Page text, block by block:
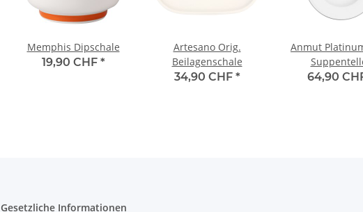
Memphis Dipschale
19,90 CHF *
Artesano Orig.
Beilagenschale
34,90 CHF *
Anmut
64,90
Gesetzliche Informationen